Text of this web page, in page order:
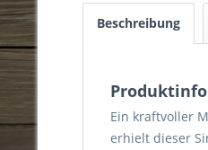
Beschreibung
Ein kraftvoller
erhielt dieser